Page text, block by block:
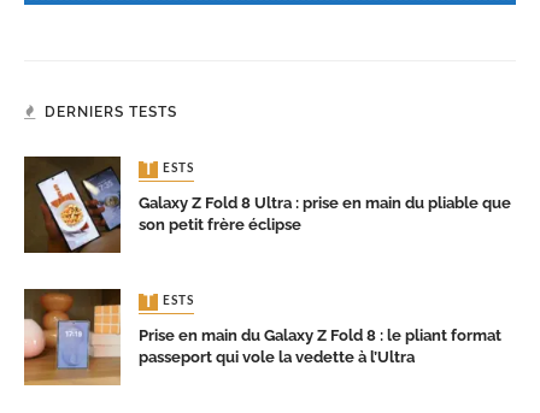
DERNIERS TESTS
TESTS
Galaxy Z Fold 8 Ultra : prise en main du pliable que
son petit frère éclipse
TESTS
Prise en main du Galaxy Z Fold 8 : le pliant format
passeport qui vole la vedette à l’Ultra